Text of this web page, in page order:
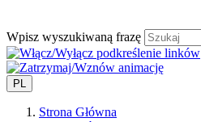
Wpisz wyszukiwaną frazę
PL
Strona Główna